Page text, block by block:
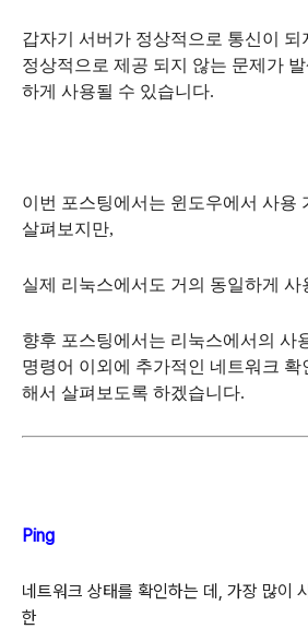
갑자기 서버가 정상적으로 통신이
정상적으로 제공 되지 않는 문제가
하게 사용될 수 있습니다.
이번 포스팅에서는 윈도우에서 사용
살펴보지만,
실제 리눅스에서도 거의 동일하게 사
향후 포스팅에서는 리눅스에서의 사
명령어 이외에 추가적인 네트워크 확
해서 살펴보도록 하겠습니다.
Ping
네트워크 상태를 확인하는 데, 가장 많이
한